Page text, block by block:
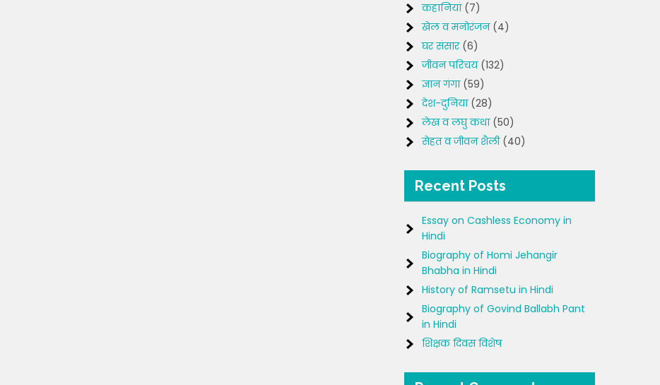
कहानियां(7)
खेल व मनोरंजन(4)
घर संसार(6)
जीवन परिचय(132)
ज्ञान गंगा(59)
देश-दुनिया(28)
लेख व लघु कथा(50)
सेहत व जीवन शैली(40)
Recent Posts
Essay on Cashless Economy in
Hindi
Biography of Homi Jehangir
Bhabha in Hindi
History of Ramsetu in Hindi
Biography of Govind Ballabh Pant
in Hindi
शिक्षक दिवस विशेष